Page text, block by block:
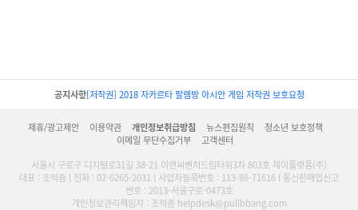
공지사항[저작권] 2018 자카르타 팔렘방 아시안 게임 저작권 보호요청
제휴/광고제안 이용약관 개인정보취급방침 뉴스편집원칙
청소년 보호정책
이메일 무단수집거부
고객센터
서울시 구로구 디지털로31길 38-21 이앤씨벤처드림타워3차 803호 제이플랫폼(주)
대표 : 조익증 l 전화 : 02-6265-2031 l 사업자등록번호 : 113-86-71616 l 통신판매업신고
번호 : 2013-서울구로-0473호
개인정보관리책임자 : 조익증 helpdesk@pullbbang.com